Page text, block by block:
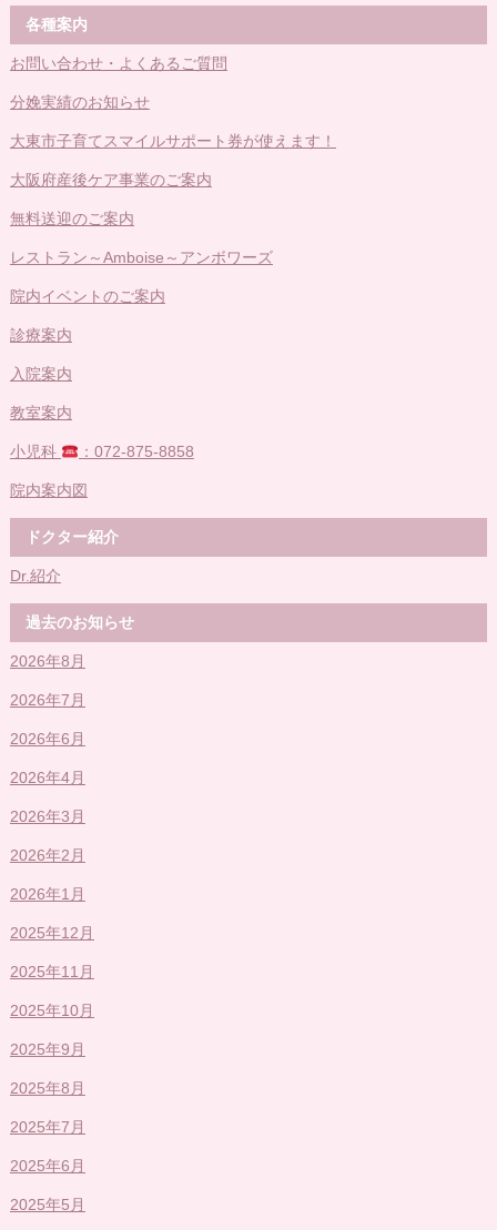
各種案内
お問い合わせ・よくあるご質問
分娩実績のお知らせ
大東市子育てスマイルサポート券が使えます！
大阪府産後ケア事業のご案内
無料送迎のご案内
レストラン～Amboise～アンボワーズ
院内イベントのご案内
診療案内
入院案内
教室案内
小児科 ：072-875-8858
院内案内図
ドクター紹介
Dr.紹介
過去のお知らせ
2026年8月
2026年7月
2026年6月
2026年4月
2026年3月
2026年2月
2026年1月
2025年12月
2025年11月
2025年10月
2025年9月
2025年8月
2025年7月
2025年6月
2025年5月